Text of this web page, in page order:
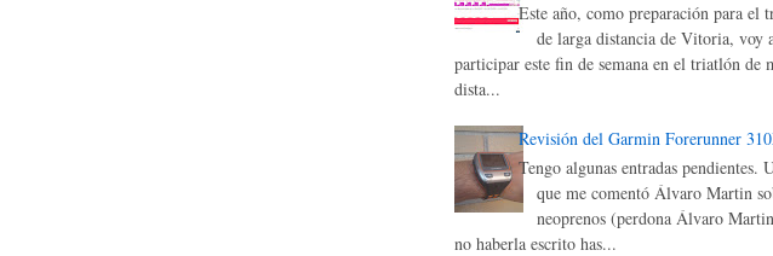
Este año, como preparación para el
de larga distancia de Vitoria, voy
participar este fin de semana en el triatlón de
dista...
Revisión del Garmin Forerunner
Tengo algunas entradas pendientes.
que me comentó Álvaro Martin
neoprenos (perdona Álvaro
no haberla escrito has...